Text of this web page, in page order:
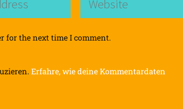
for the next time I comment.
Erfahre, wie deine Kommentardaten